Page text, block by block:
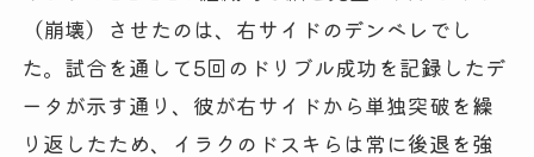
（崩壊）させたのは、右サイドのデンベレでし
た。試合を通して5回のドリブル成功を記録したデ
ータが示す通り、彼が右サイドから単独突破を繰
り返したため、イラクのドスキらは常に後退を強